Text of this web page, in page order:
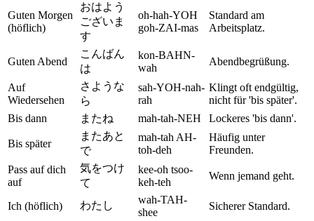
Guten Morgen
(höflich)
おはよう
ございま
す
oh-hah-YOH
goh-ZAI-mas
Standard am
Arbeitsplatz.
Guten Abend
こんばん
は
kon-BAHN-
wah
Abendbegrüßung.
Auf
Wiedersehen
さような
ら
sah-YOH-nah-
rah
Klingt oft endgültig,
nicht für 'bis später'.
Bis dann
またね mah-tah-NEH Lockeres 'bis dann'.
Bis später
またあと
で
mah-tah AH-
toh-deh
Häufig unter
Freunden.
Pass auf dich
auf
気をつけ
て
kee-oh tsoo-
keh-teh
Wenn jemand geht.
Ich (höflich) わたし
wah-TAH-
shee
Sicherer Standard.